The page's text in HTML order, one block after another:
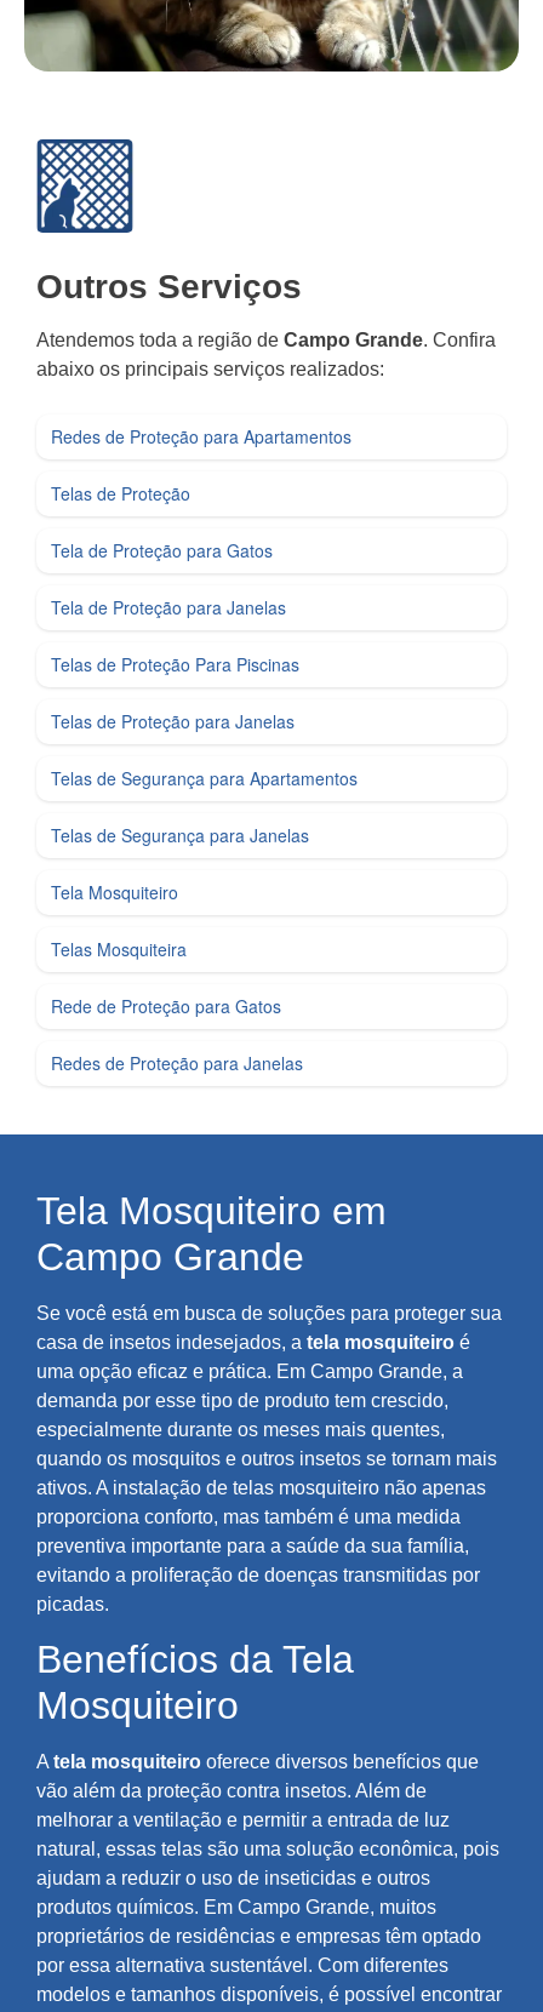
Outros Serviços
Atendemos toda a região de Campo Grande. Confira
abaixo os principais serviços realizados:
Redes de Proteção para Apartamentos
Telas de Proteção
Tela de Proteção para Gatos
Tela de Proteção para Janelas
Telas de Proteção Para Piscinas
Telas de Proteção para Janelas
Telas de Segurança para Apartamentos
Telas de Segurança para Janelas
Tela Mosquiteiro
Telas Mosquiteira
Rede de Proteção para Gatos
Redes de Proteção para Janelas
Tela Mosquiteiro em
Campo Grande
Se você está em busca de soluções para proteger sua
casa de insetos indesejados, a tela mosquiteiro é
uma opção eficaz e prática. Em Campo Grande, a
demanda por esse tipo de produto tem crescido,
especialmente durante os meses mais quentes,
quando os mosquitos e outros insetos se tornam mais
ativos. A instalação de telas mosquiteiro não apenas
proporciona conforto, mas também é uma medida
preventiva importante para a saúde da sua família,
evitando a proliferação de doenças transmitidas por
picadas.
Benefícios da Tela
Mosquiteiro
Atela mosquiteiro oferece diversos benefícios que
vão além da proteção contra insetos. Além de
melhorar a ventilação e permitir a entrada de luz
natural, essas telas são uma solução econômica, pois
ajudam a reduzir o uso de inseticidas e outros
produtos químicos. Em Campo Grande, muitos
proprietários de residências e empresas têm optado
por essa alternativa sustentável. Com diferentes
modelos e tamanhos disponíveis, é possível encontrar